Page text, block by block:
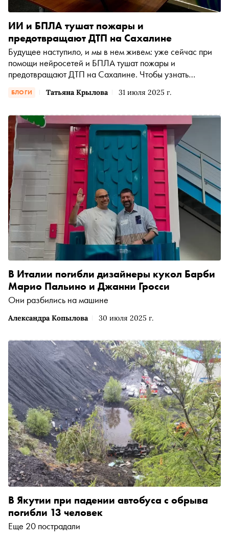
БЛОГИ Татьяна Крылова 31 июля 2025 г.
ИИ и БПЛА тушат пожары и
предотвращают ДТП на Сахалине
Будущее наступило, и мы в нем живем: уже сейчас при
помощи нейросетей и БПЛА тушат пожары и
предотвращают ДТП на Сахалине. Чтобы узнать
Аленьковым, зампредом правительства Сахалинской
внедрение новых технологий делает жизнь граждан
спокойнее и безопаснее
Александра Копылова 30 июля 2025 г.
В Италии погибли дизайнеры кукол Барби
Марио Пальино и Джанни Гросси
Они разбились на машине
В Якутии при падении автобуса с обрыва
погибли 13 человек
Еще 20 пострадали